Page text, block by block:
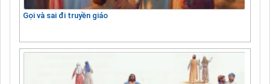
Gọi và sai đi truyền giáo